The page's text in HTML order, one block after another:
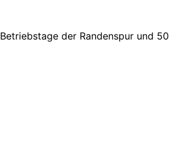
der Randenspur und 50